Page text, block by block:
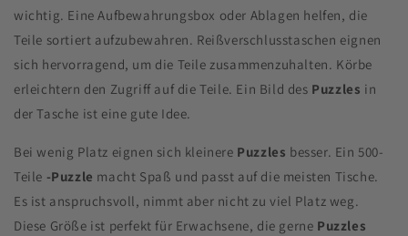
wichtig. Eine Aufbewahrungsbox oder Ablagen helfen, die
Teile sortiert aufzubewahren. Reißverschlusstaschen eignen
sich hervorragend, um die Teile zusammenzuhalten. Körbe
erleichtern den Zugriff auf die Teile. Ein Bild des Puzzles in
der Tasche ist eine gute Idee.
Bei wenig Platz eignen sich kleinere Puzzles besser. Ein 500-
Teile -Puzzle macht Spaß und passt auf die meisten Tische.
Es ist anspruchsvoll, nimmt aber nicht zu viel Platz weg.
Diese Größe ist perfekt für Erwachsene, die gerne Puzzles